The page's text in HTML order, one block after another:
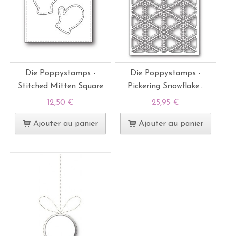
Die Poppystamps -
Stitched Mitten Square
12,50 €
Ajouter au panier
Die Poppystamps -
Pickering Snowflake...
25,95 €
Ajouter au panier